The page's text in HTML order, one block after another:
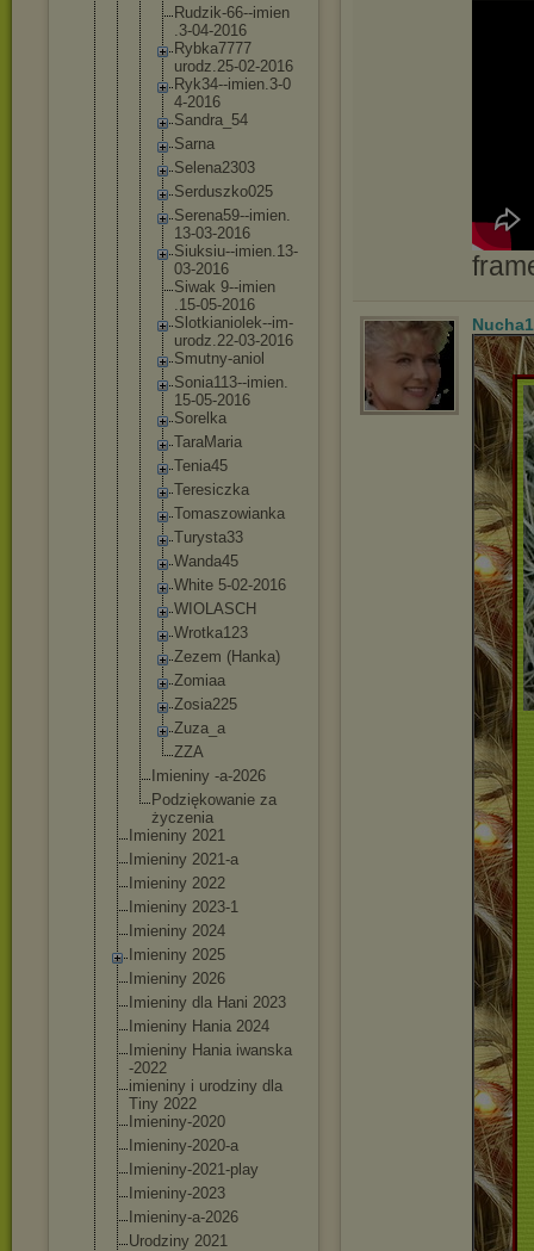
Rudzik-66--imien
.3-04-2016
Rybka7777
urodz.25-02-2016
Ryk34--imien.3-0
4-2016
Sandra_54
Sarna
Selena2303
Serduszko025
Serena59--imien.
13-03-2016
Siuksiu--imien.13-
03-2016
Siwak 9--imien
.15-05-2016
Slotkianiolek--im-
urodz.22-03-2016
Smutny-aniol
Sonia113--imien.
15-05-2016
Sorelka
TaraMaria
Tenia45
Teresicz ka
Tomaszowianka
Turysta33
Wanda45
White 5-02-2016
WIOLASCH
Wrotka123
Zezem (Hanka)
Zomiaa
Zosia225
Zuza_a
ZZA
Imieniny -a-2026
Podziękowanie za
życzenia
Imieniny 2021
Imieniny 2021-a
Imieniny 2022
Imieniny 2023-1
Imieniny 2024
Imieniny 2025
Imieniny 2026
Imieniny dla Hani 2023
Imieniny Hania 2024
Imieniny Hania iwanska
-2022
imieniny i urodziny dla
Tiny 2022
Imieniny-2020
Imieniny-2020-a
Imieniny-2021-play
Imieniny-2023
Imieniny-a-2026
Urodziny 2021